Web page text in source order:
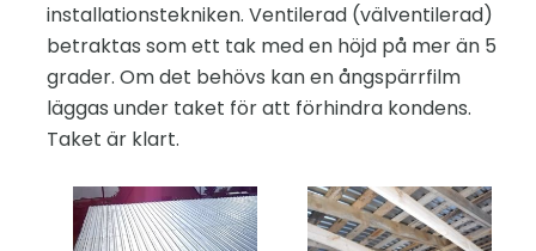
installationstekniken. Ventilerad (välventilerad)
betraktas som ett tak med en höjd på mer än 5
grader. Om det behövs kan en ångspärrfilm
läggas under taket för att förhindra kondens.
Taket är klart.